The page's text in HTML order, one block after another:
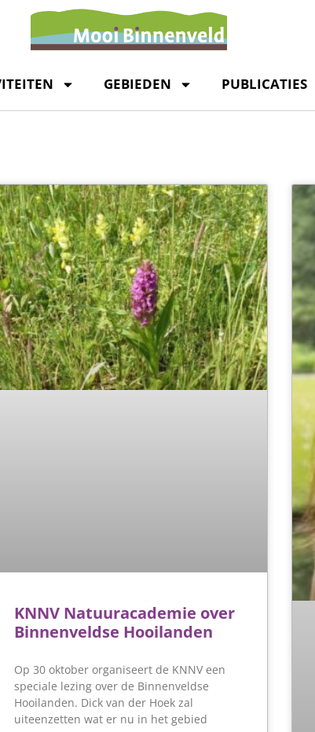
GEBIEDEN PUBLICATIES
KNNV Natuuracademie over
Binnenveldse Hooilanden
Op 30 oktober organiseert de KNNV een
speciale lezing over de Binnenveldse
Hooilanden. Dick van der Hoek zal
uiteenzetten wat er nu in het gebied